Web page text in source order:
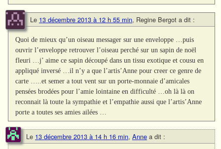
Le 13 décembre 2013 à 12 h 55 min, Regine Bergot a dit :
Quoi de mieux qu’un oiseau messager sur une enveloppe …puis
ouvrir l’enveloppe retrouver l’oiseau perché sur un sapin de noël
fleuri …j’ aime ce sapin découpé dans un tissu exotique et cousu en
appliqué inversé …il n’y a que l’artis’Anne pour creer ce genre de
carte …..et semer a tout vent sur un porte-monnaie d’amicales
pensées brodées pour l’amie lointaine en difficulté …oh là là on
reconnait là toute la sympathie et l’empathie aussi que l’artis’Anne
porte a toutes ses amies ailées …
Le 13 décembre 2013 à 14 h 16 min, Anne a dit :